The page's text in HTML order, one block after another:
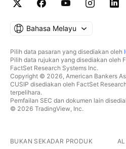
Bahasa Melayu
Pilih data pasaran yang disediakan oleh
Pilih data rujukan yang disediakan oleh
FactSet Research Systems Inc.
Copyright © 2026, American Bankers
CUSIP disediakan oleh FactSet
terpelihara.
Pemfailan SEC dan dokumen lain
© 2026 TradingView, Inc.
BUKAN SEKADAR PRODUK